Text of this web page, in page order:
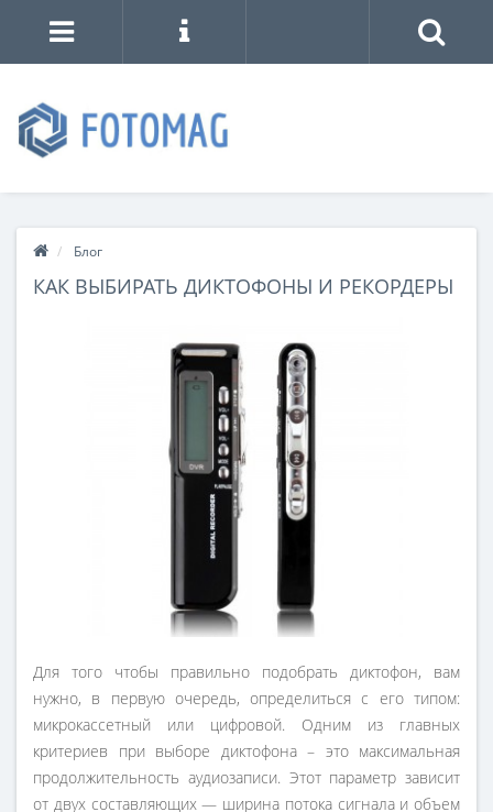
Блог
КАК ВЫБИРАТЬ ДИКТОФОНЫ И РЕКОРДЕРЫ
Для того чтобы правильно подобрать диктофон, вам
нужно, в первую очередь, определиться с его типом:
микрокассетный или цифровой. Одним из главных
критериев при выборе диктофона – это максимальная
продолжительность аудиозаписи. Этот параметр зависит
от двух составляющих — ширина потока сигнала и объем